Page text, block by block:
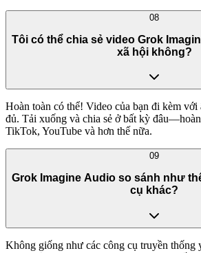
08
Tôi có thể chia sẻ video Grok
xã hội không?
Hoàn toàn có thể! Video của bạn đi kèm với
đủ. Tải xuống và chia sẻ ở bất kỳ
TikTok, YouTube và hơn thế nữa.
09
Grok Imagine Audio so sánh như
cụ khác?
Không giống như các công cụ truyền thống